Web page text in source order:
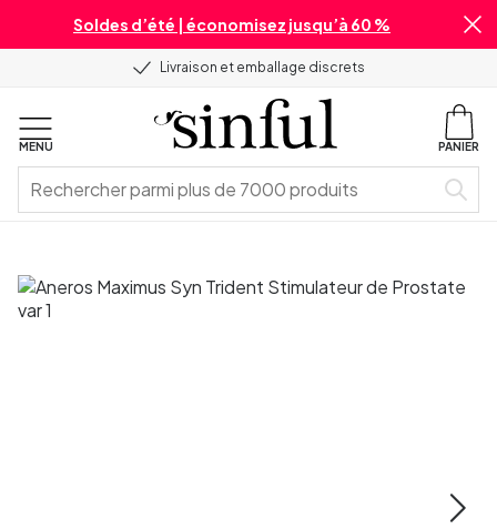
Soldes d’été | économisez jusqu’à 60 %
Livraison et emballage discrets
MENU PANIER